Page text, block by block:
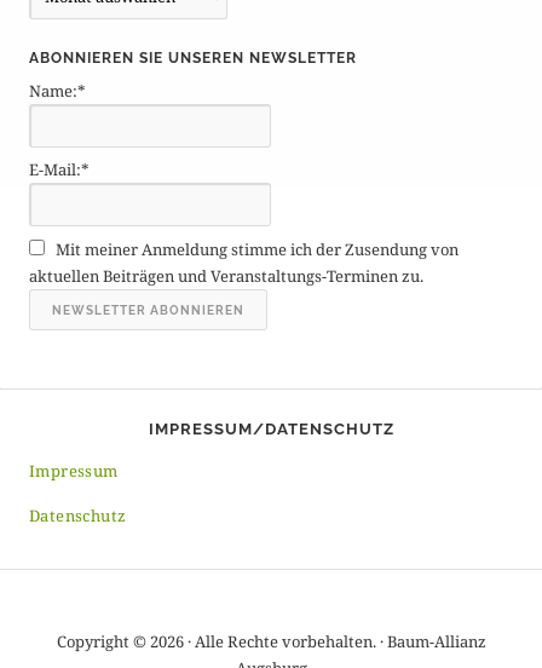
e
t
r
g
e
r
c
h
v
ABONNIEREN SIE UNSEREN NEWSLETTER
Name:*
E-Mail:*
Mit meiner Anmeldung stimme ich der Zusendung von
aktuellen Beiträgen und Veranstaltungs-Terminen zu.
IMPRESSUM/DATENSCHUTZ
Impressum
Datenschutz
Copyright © 2026 · Alle Rechte vorbehalten. · Baum-Allianz